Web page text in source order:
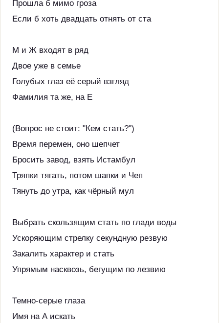
Прошла б мимо гроза
Если б хоть двадцать отнять от ста
М и Ж входят в ряд
Двое уже в семье
Голубых глаз её серый взгляд
Фамилия та же, на Е
(Вопрос не стоит: "Кем стать?")
Время перемен, оно шепчет
Бросить завод, взять Истамбул
Тряпки тягать, потом шапки и Чеп
Тянуть до утра, как чёрный мул
Выбрать скользящим стать по глади воды
Ускоряющим стрелку секундную резвую
Закалить характер и стать
Упрямым насквозь, бегущим по лезвию
Темно-серые глаза
Имя на А искать